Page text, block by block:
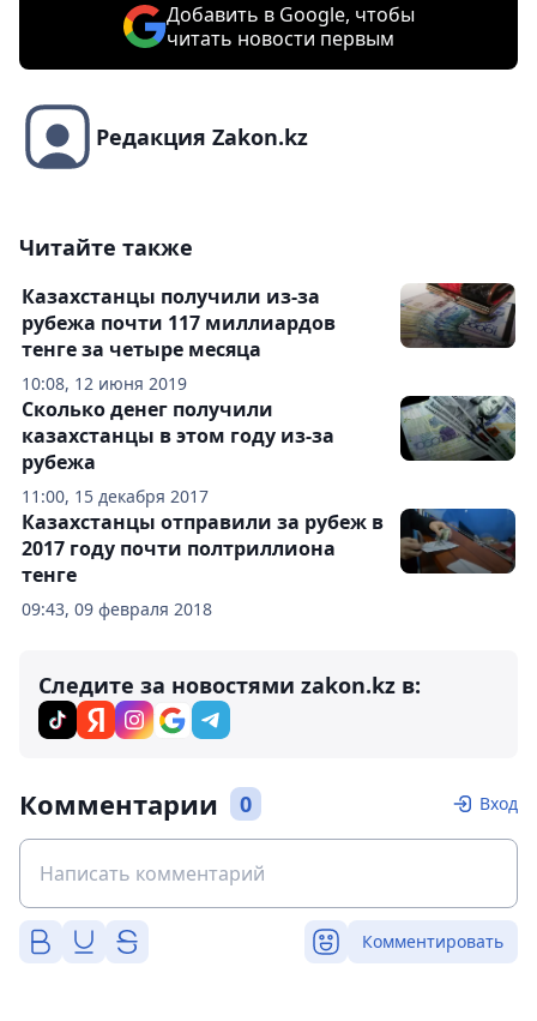
Добавить в Google, чтобы
читать новости первым
Редакция Zakon.kz
Читайте также
10:08, 12 июня 2019
Казахстанцы получили из-за
рубежа почти 117 миллиардов
тенге за четыре месяца
11:00, 15 декабря 2017
Сколько денег получили
казахстанцы в этом году из-за
рубежа
09:43, 09 февраля 2018
Казахстанцы отправили за рубеж в
2017 году почти полтриллиона
тенге
Следите за новостями zakon.kz в:
Комментарии 0 Вход
Комментировать